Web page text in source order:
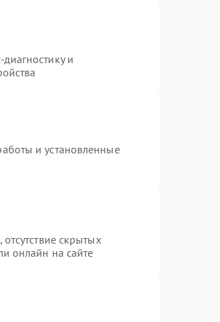
и
и установленные
скрытых
онлайн на сайте